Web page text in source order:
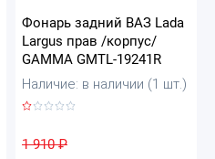
Фонарь задний ВАЗ Lada
Largus прав /корпус/
GAMMA GMTL-19241R
Наличие: в наличии (1 шт.)
1 910₽